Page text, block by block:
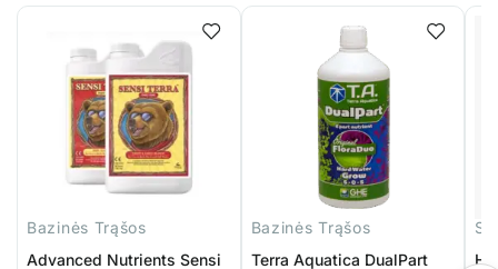
Bazinės Trąšos
Advanced Nutrients Sensi
Bazinės Trąšos
Terra Aquatica DualPart